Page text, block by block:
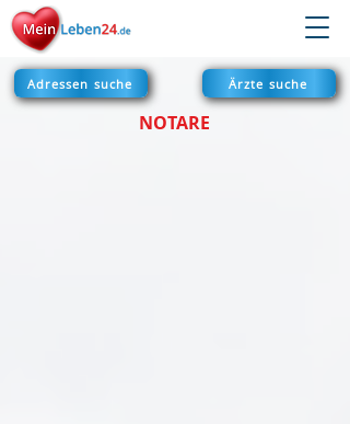
Adressen suche Ärzte suche
NOTARE